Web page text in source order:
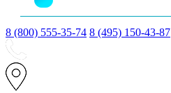
8 (800) 555-35-74 8 (495) 150-43-87